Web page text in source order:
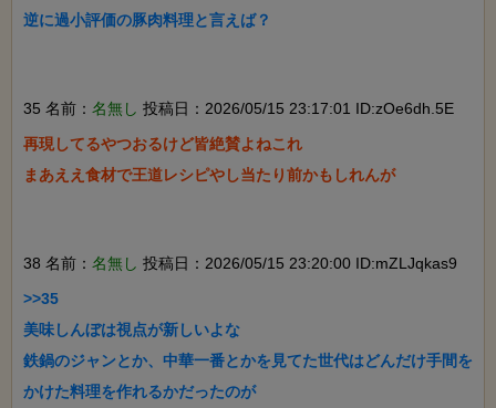
逆に過小評価の豚肉料理と言えば？
35 名前： 名無し 投稿日：2026/05/15 23:17:01 ID:zOe6dh.5E
再現してるやつおるけど皆絶賛よねこれ
まあええ食材で王道レシピやし当たり前かもしれんが
38 名前： 名無し 投稿日：2026/05/15 23:20:00 ID:mZLJqkas9
>>35
美味しんぼは視点が新しいよな
鉄鍋のジャンとか、中華一番とかを見てた世代はどんだけ手間を
かけた料理を作れるかだったのが